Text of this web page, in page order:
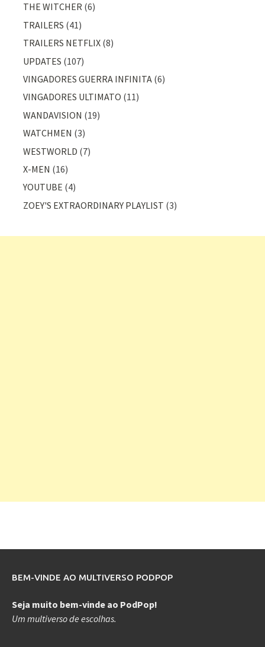
THE WITCHER (6)
TRAILERS (41)
TRAILERS NETFLIX (8)
UPDATES (107)
VINGADORES GUERRA INFINITA (6)
VINGADORES ULTIMATO (11)
WANDAVISION (19)
WATCHMEN (3)
WESTWORLD (7)
X-MEN (16)
YOUTUBE (4)
ZOEY'S EXTRAORDINARY PLAYLIST (3)
BEM-VINDE AO MULTIVERSO PODPOP
Seja muito bem-vinde ao PodPop!
Um multiverso de escolhas.